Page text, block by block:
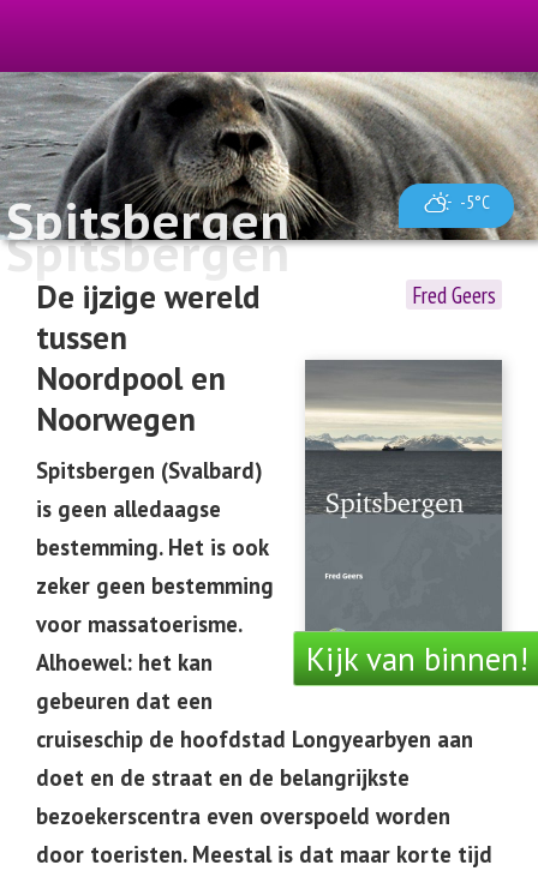
Spitsbergen
Spitsbergen -5°C
Fred Geers
Kijk van binnen!
De ijzige wereld
tussen
Noordpool en
Noorwegen
Spitsbergen (Svalbard)
is geen alledaagse
bestemming. Het is ook
zeker geen bestemming
voor massatoerisme.
Alhoewel: het kan
gebeuren dat een
cruiseschip de hoofdstad Longyearbyen aan
doet en de straat en de belangrijkste
bezoekerscentra even overspoeld worden
door toeristen. Meestal is dat maar korte tijd